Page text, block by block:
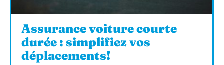
Assurance voiture courte
durée : simplifiez vos
déplacements!